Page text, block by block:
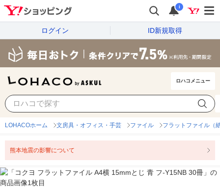
i
ログイン ID新規取得
ロハコメニュー
LOHACOホーム 文房具・オフィス・手芸 ファイル フラットファイル（
熊本地震の影響について